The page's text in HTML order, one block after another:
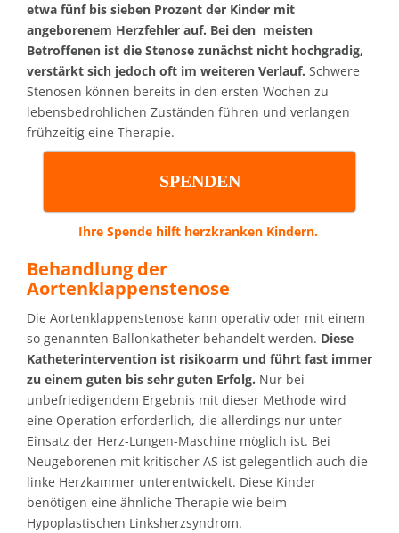
etwa fünf bis sieben Prozent der Kinder mit
angeborenem Herzfehler auf. Bei den meisten
Betroffenen ist die Stenose zunächst nicht hochgradig,
verstärkt sich jedoch oft im weiteren Verlauf. Schwere
Stenosen können bereits in den ersten Wochen zu
lebensbedrohlichen Zuständen führen und verlangen
frühzeitig eine Therapie.
SPENDEN
Ihre Spende hilft herzkranken Kindern.
Behandlung der
Aortenklappenstenose
Die Aortenklappenstenose kann operativ oder mit einem
so genannten Ballonkatheter behandelt werden. Diese
Katheterintervention ist risikoarm und führt fast immer
zu einem guten bis sehr guten Erfolg. Nur bei
unbefriedigendem Ergebnis mit dieser Methode wird
eine Operation erforderlich, die allerdings nur unter
Einsatz der Herz-Lungen-Maschine möglich ist. Bei
Neugeborenen mit kritischer AS ist gelegentlich auch die
linke Herzkammer unterentwickelt. Diese Kinder
benötigen eine ähnliche Therapie wie beim
Hypoplastischen Linksherzsyndrom.